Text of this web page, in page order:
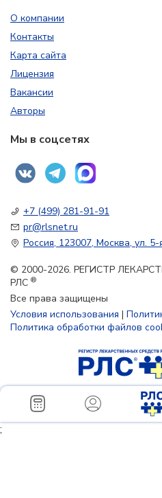
О компании
Контакты
Карта сайта
Лицензия
Вакансии
Авторы
Мы в соцсетях
+7 (499) 281-91-91
pr@rlsnet.ru
Россия, 123007, Москва, ул.
© 2000-2026. РЕГИСТР
РЛС ®
Все права защищены
Условия использования |
Политика обработки файлов
;